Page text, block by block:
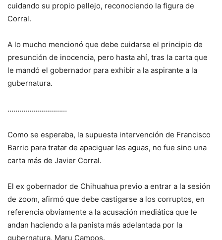
cuidando su propio pellejo, reconociendo la figura de
Corral.
A lo mucho mencionó que debe cuidarse el principio de
presunción de inocencia, pero hasta ahí, tras la carta que
le mandó el gobernador para exhibir a la aspirante a la
gubernatura.
…………………………
Como se esperaba, la supuesta intervención de Francisco
Barrio para tratar de apaciguar las aguas, no fue sino una
carta más de Javier Corral.
El ex gobernador de Chihuahua previo a entrar a la sesión
de zoom, afirmó que debe castigarse a los corruptos, en
referencia obviamente a la acusación mediática que le
andan haciendo a la panista más adelantada por la
gubernatura, Maru Campos.